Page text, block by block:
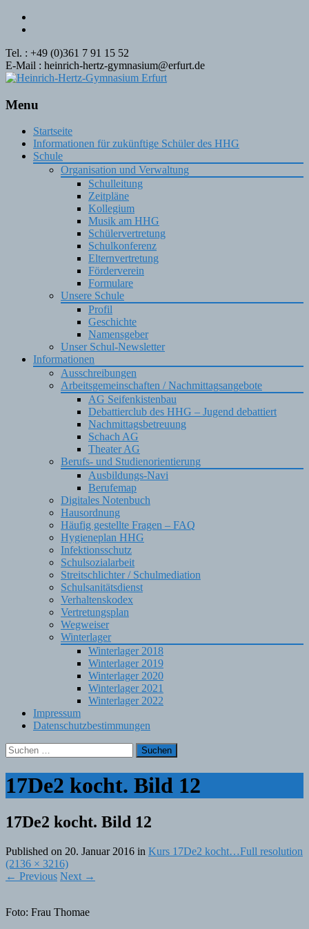
Tel. : +49 (0)361 7 91 15 52
E-Mail : heinrich-hertz-gymnasium@erfurt.de
Menu
Skip
content
Startseite
Informationen für zukünftige Schüler des HHG
Schule
Organisation und Verwaltung
Schulleitung
Zeitpläne
Kollegium
Musik am HHG
Schülervertretung
Schulkonferenz
Elternvertretung
Förderverein
Formulare
Unsere Schule
Profil
Geschichte
Namensgeber
Unser Schul-Newsletter
Informationen
Ausschreibungen
Arbeitsgemeinschaften / Nachmittagsangebote
AG Seifenkistenbau
Debattierclub des HHG – Jugend debattiert
Nachmittagsbetreuung
Schach AG
Theater AG
Berufs- und Studienorientierung
Ausbildungs-Navi
Berufemap
Digitales Notenbuch
Hausordnung
Häufig gestellte Fragen – FAQ
Hygieneplan HHG
Infektionsschutz
Schulsozialarbeit
Streitschlichter / Schulmediation
Schulsanitätsdienst
Verhaltenskodex
Vertretungsplan
Wegweiser
Winterlager
Winterlager 2018
Winterlager 2019
Winterlager 2020
Winterlager 2021
Winterlager 2022
Impressum
Datenschutzbestimmungen
Suchen
nach:
17De2 kocht. Bild 12
17De2 kocht. Bild 12
Published on 20. Januar 2016 in Kurs 17De2 kocht…Full resolution
(2136 × 3216)
← Previous Next →
Foto: Frau Thomae